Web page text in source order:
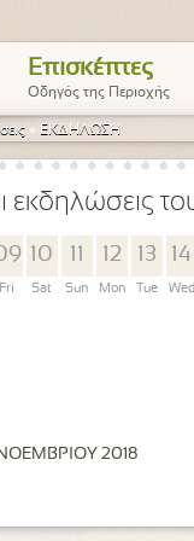
Επισκέπτες
Οδηγός της Περιοχής
» ΕΚΔΗΛΩΣΗ
εκδηλώσεις
Fri
10
Sat Sun
12
Mon
13
Tue
14
Wed
2018